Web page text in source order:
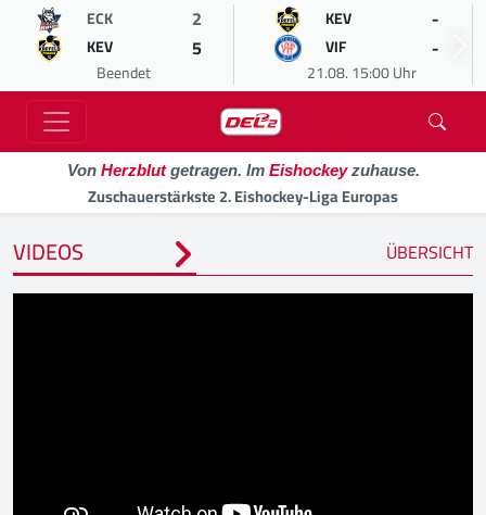
ECK 2
KEV 5
Beendet
KEV -
VIF -
21.08. 15:00 Uhr
Von Herzblutgetragen. Im Eishockeyzuhause.
Zuschauerstärkste 2. Eishockey-Liga Europas
VIDEOS ÜBERSICHT